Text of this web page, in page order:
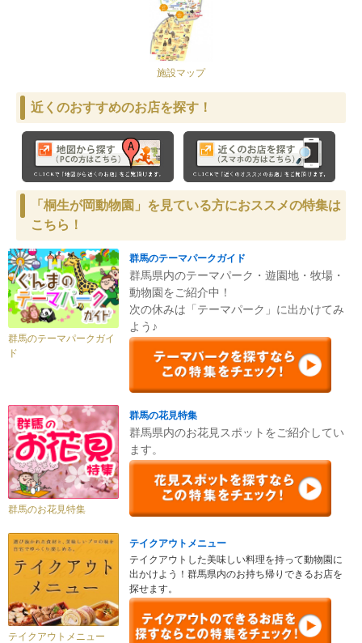
施設マップ
近くのおすすめのお店を探す！
「桐生が岡動物園」を見ている方におススメの特集は
こちら！
群馬のテーマパークガイ
ド
群馬のテーマパークガイド
群馬県内のテーマパーク・遊園地・牧場・
動物園をご紹介中！
次の休みは「テーマパーク」に出かけてみ
よう♪
群馬のお花見特集
群馬の花見特集
群馬県内のお花見スポットをご紹介してい
ます。
テイクアウトメニュー
テイクアウトメニュー
テイクアウトした美味しい料理を持って動物園に
出かけよう！群馬県内のお持ち帰りできるお店を
探せます。